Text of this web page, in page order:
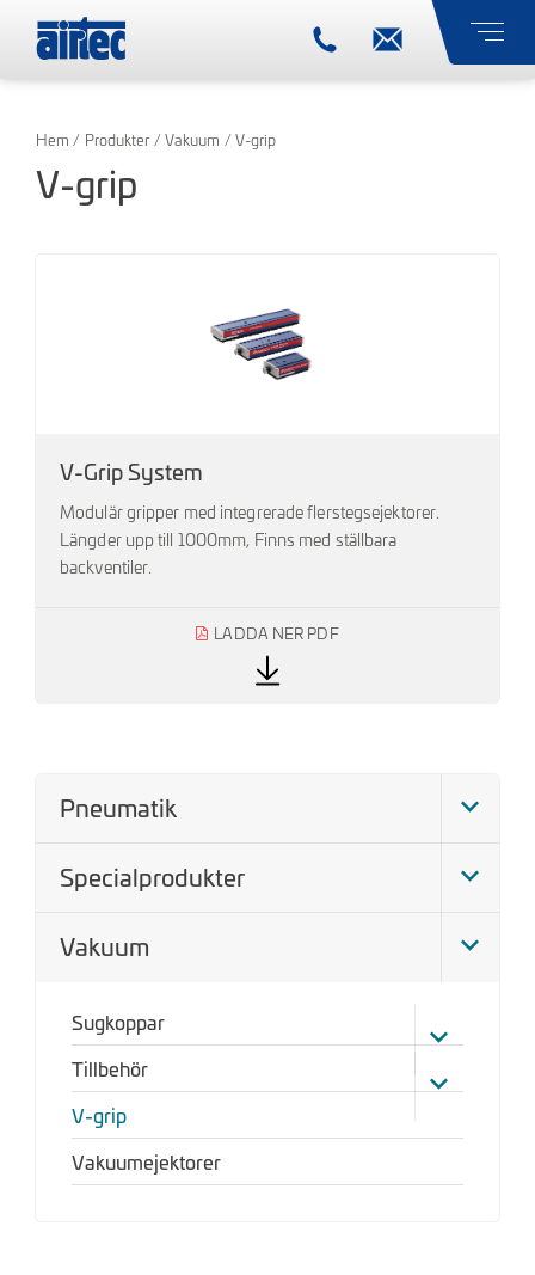
Hem / Produkter / Vakuum / V-grip
V-grip
V-Grip System
Modulär gripper med integrerade flerstegsejektorer.
Längder upp till 1000mm, Finns med ställbara
backventiler.
LADDA NER PDF
Pneumatik
Specialprodukter
Vakuum
Sugkoppar
Tillbehör
V-grip
Vakuumejektorer